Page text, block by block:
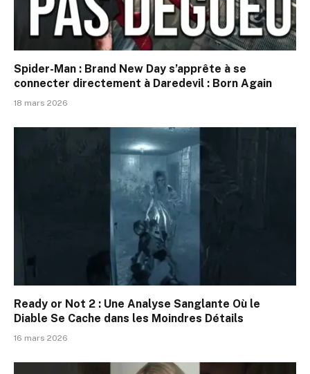
Spider-Man : Brand New Day s’apprête à se
connecter directement à Daredevil : Born Again
18 mars 2026
Ready or Not 2 : Une Analyse Sanglante Où le
Diable Se Cache dans les Moindres Détails
16 mars 2026